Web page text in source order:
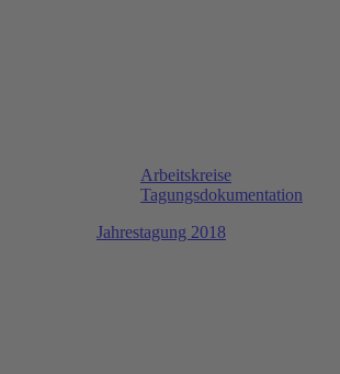
Arbeitskreise
Tagungsdokumentation
Jahrestagung 2018